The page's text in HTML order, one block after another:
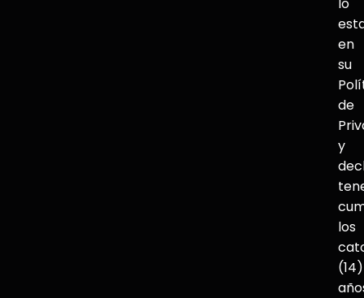
en
su
de
y
los
(14)